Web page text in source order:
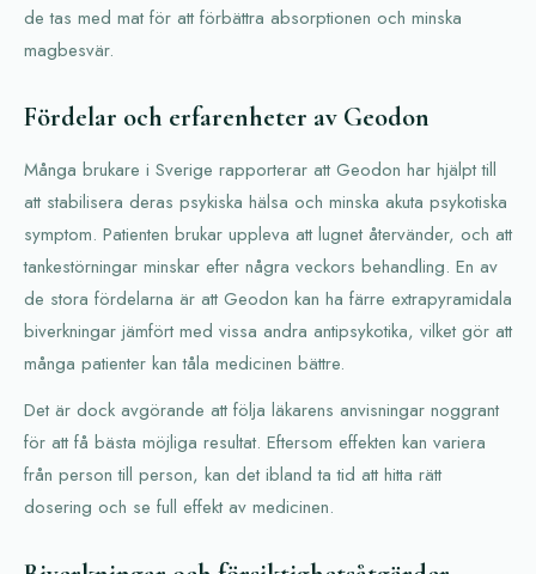
de tas med mat för att förbättra absorptionen och minska
magbesvär.
Fördelar och erfarenheter av Geodon
Många brukare i Sverige rapporterar att Geodon har hjälpt till
att stabilisera deras psykiska hälsa och minska akuta psykotiska
symptom. Patienten brukar uppleva att lugnet återvänder, och att
tankestörningar minskar efter några veckors behandling. En av
de stora fördelarna är att Geodon kan ha färre extrapyramidala
biverkningar jämfört med vissa andra antipsykotika, vilket gör att
många patienter kan tåla medicinen bättre.
Det är dock avgörande att följa läkarens anvisningar noggrant
för att få bästa möjliga resultat. Eftersom effekten kan variera
från person till person, kan det ibland ta tid att hitta rätt
dosering och se full effekt av medicinen.